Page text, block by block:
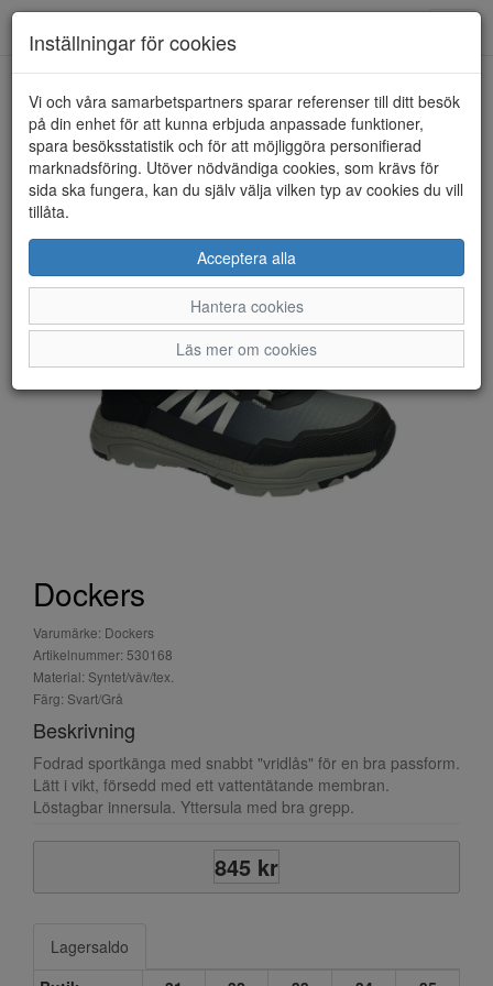
HEM DOCKERS
Dockers
Varumärke: Dockers
Artikelnummer: 530168
Material: Syntet/väv/tex.
Färg: Svart/Grå
Beskrivning
Fodrad sportkänga med snabbt "vridlås" för en bra passform.
Lätt i vikt, försedd med ett vattentätande membran.
Löstagbar innersula. Yttersula med bra grepp.
845 kr
Lagersaldo
Inställningar för cookies
Vi och våra samarbetspartners sparar referenser till ditt besök
på din enhet för att kunna erbjuda anpassade funktioner,
spara besöksstatistik och för att möjliggöra personifierad
marknadsföring. Utöver nödvändiga cookies, som krävs för
sida ska fungera, kan du själv välja vilken typ av cookies du vill
tillåta.
Acceptera alla
Hantera cookies
Läs mer om cookies